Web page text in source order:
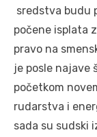
sredstva budu
počene isplata
pravo na
je posle najave
početkom
rudarstva i
sada su sudski